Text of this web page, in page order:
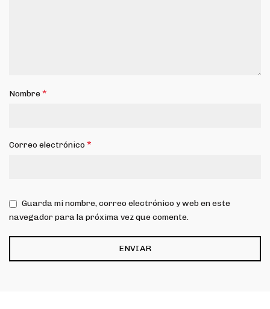
Nombre*
Correo electrónico*
Guarda mi nombre, correo electrónico y web en este
navegador para la próxima vez que comente.